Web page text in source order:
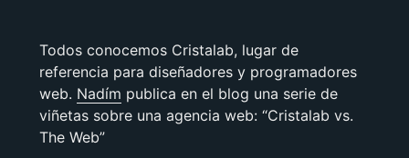
Todos conocemos Cristalab, lugar de
referencia para diseñadores y programadores
web. Nadím publica en el blog una serie de
viñetas sobre una agencia web: “Cristalab vs.
The Web”